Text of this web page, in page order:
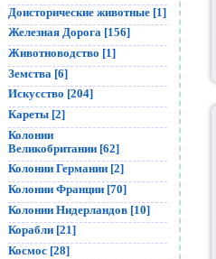
Доисторические животные [1]
Железная Дорога [156]
Животноводство [1]
Земства [6]
Искусство [204]
Кареты [2]
Колонии
Великобритании [62]
Колонии Германии [2]
Колонии Франции [70]
Колонии Нидерландов [10]
Корабли [21]
Космос [28]